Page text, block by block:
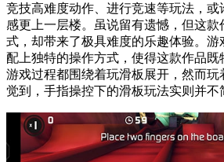
竞技高难度动作、进行竞速等玩法，或
感更上一层楼。虽说留有遗憾，但这
式，却带来了极具难度的乐趣体验。游
配上独特的操作方式，使得这款作品
游戏过程都围绕着玩滑板展开，然而玩
觉到，手指操控下的滑板玩法实则并不